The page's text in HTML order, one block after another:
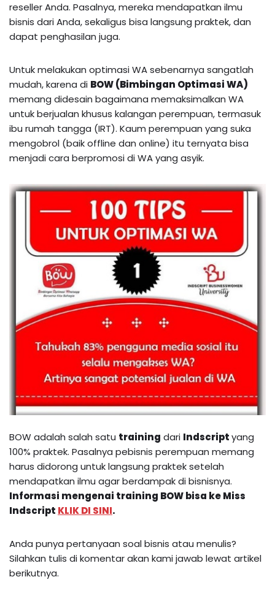
reseller Anda. Pasalnya, mereka mendapatkan ilmu
bisnis dari Anda, sekaligus bisa langsung praktek, dan
dapat penghasilan juga.
Untuk melakukan optimasi WA sebenarnya sangatlah
mudah, karena di BOW (Bimbingan Optimasi WA)
memang didesain bagaimana memaksimalkan WA
untuk berjualan khusus kalangan perempuan, termasuk
ibu rumah tangga (IRT). Kaum perempuan yang suka
mengobrol (baik offline dan online) itu ternyata bisa
menjadi cara berpromosi di WA yang asyik.
BOW adalah salah satu training dari Indscriptyang
100% praktek. Pasalnya pebisnis perempuan memang
harus didorong untuk langsung praktek setelah
mendapatkan ilmu agar berdampak di bisnisnya.
Informasi mengenai training BOWbisa ke Miss
Indscript KLIK DI SINI.
Anda punya pertanyaan soal bisnis atau menulis?
Silahkan tulis di komentar akan kami jawab lewat artikel
berikutnya.